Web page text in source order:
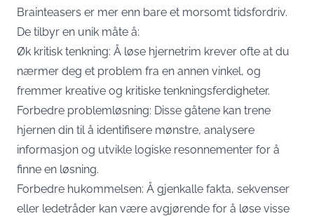
Brainteasers er mer enn bare et morsomt tidsfordriv.
De tilbyr en unik måte å:
Øk kritisk tenkning: Å løse hjernetrim krever ofte at du
nærmer deg et problem fra en annen vinkel, og
fremmer kreative og kritiske tenkningsferdigheter.
Forbedre problemløsning: Disse gåtene kan trene
hjernen din til å identifisere mønstre, analysere
informasjon og utvikle logiske resonnementer for å
finne en løsning.
Forbedre hukommelsen: Å gjenkalle fakta, sekvenser
eller ledetråder kan være avgjørende for å løse visse